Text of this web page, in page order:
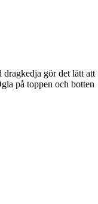
dragkedja gör det lätt att
på toppen och botten